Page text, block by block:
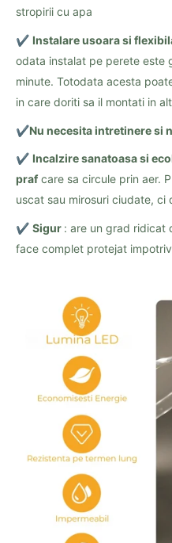
stropirii cu apa
✔️ Instalare usoara si
odata instalat pe perete este
minute. Totodata acesta
in care doriti sa il montati in
✔️Nu necesita intretinere si
✔️ Incalzire sanatoasa si
praf care sa circule prin aer.
uscat sau mirosuri ciudate, ci
✔️ Sigur : are un grad ridicat
face complet protejat